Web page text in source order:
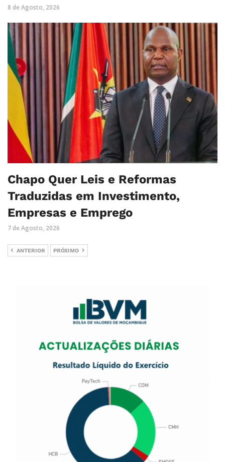
8 de Agosto, 2026
Chapo Quer Leis e Reformas
Traduzidas em Investimento,
Empresas e Emprego
7 de Agosto, 2026
ANTERIOR PRÓXIMO